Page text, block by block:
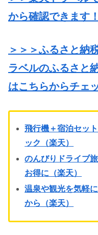
から確認できます！
＞＞＞ふるさと納
ラベルのふるさと
はこちらからチェ
飛行機＋宿泊セッ
ック（楽天）
のんびりドライブ
お得に（楽天）
温泉や観光を気軽
から（楽天）